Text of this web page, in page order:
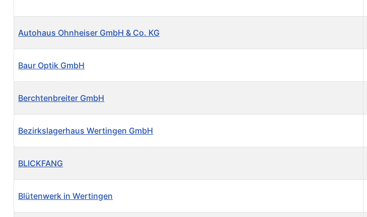
Autohaus Ohnheiser GmbH & Co. KG
Baur Optik GmbH
Berchtenbreiter GmbH
Bezirkslagerhaus Wertingen GmbH
BLICKFANG
Blütenwerk in Wertingen